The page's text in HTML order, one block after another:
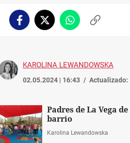
FacebookTwitterWhatsappCopiar
KAROLINA LEWANDOWSKA
02.05.2024 | 16:43 Actualizado:
Padres de La Vega
barrio
Karolina Lewandowska